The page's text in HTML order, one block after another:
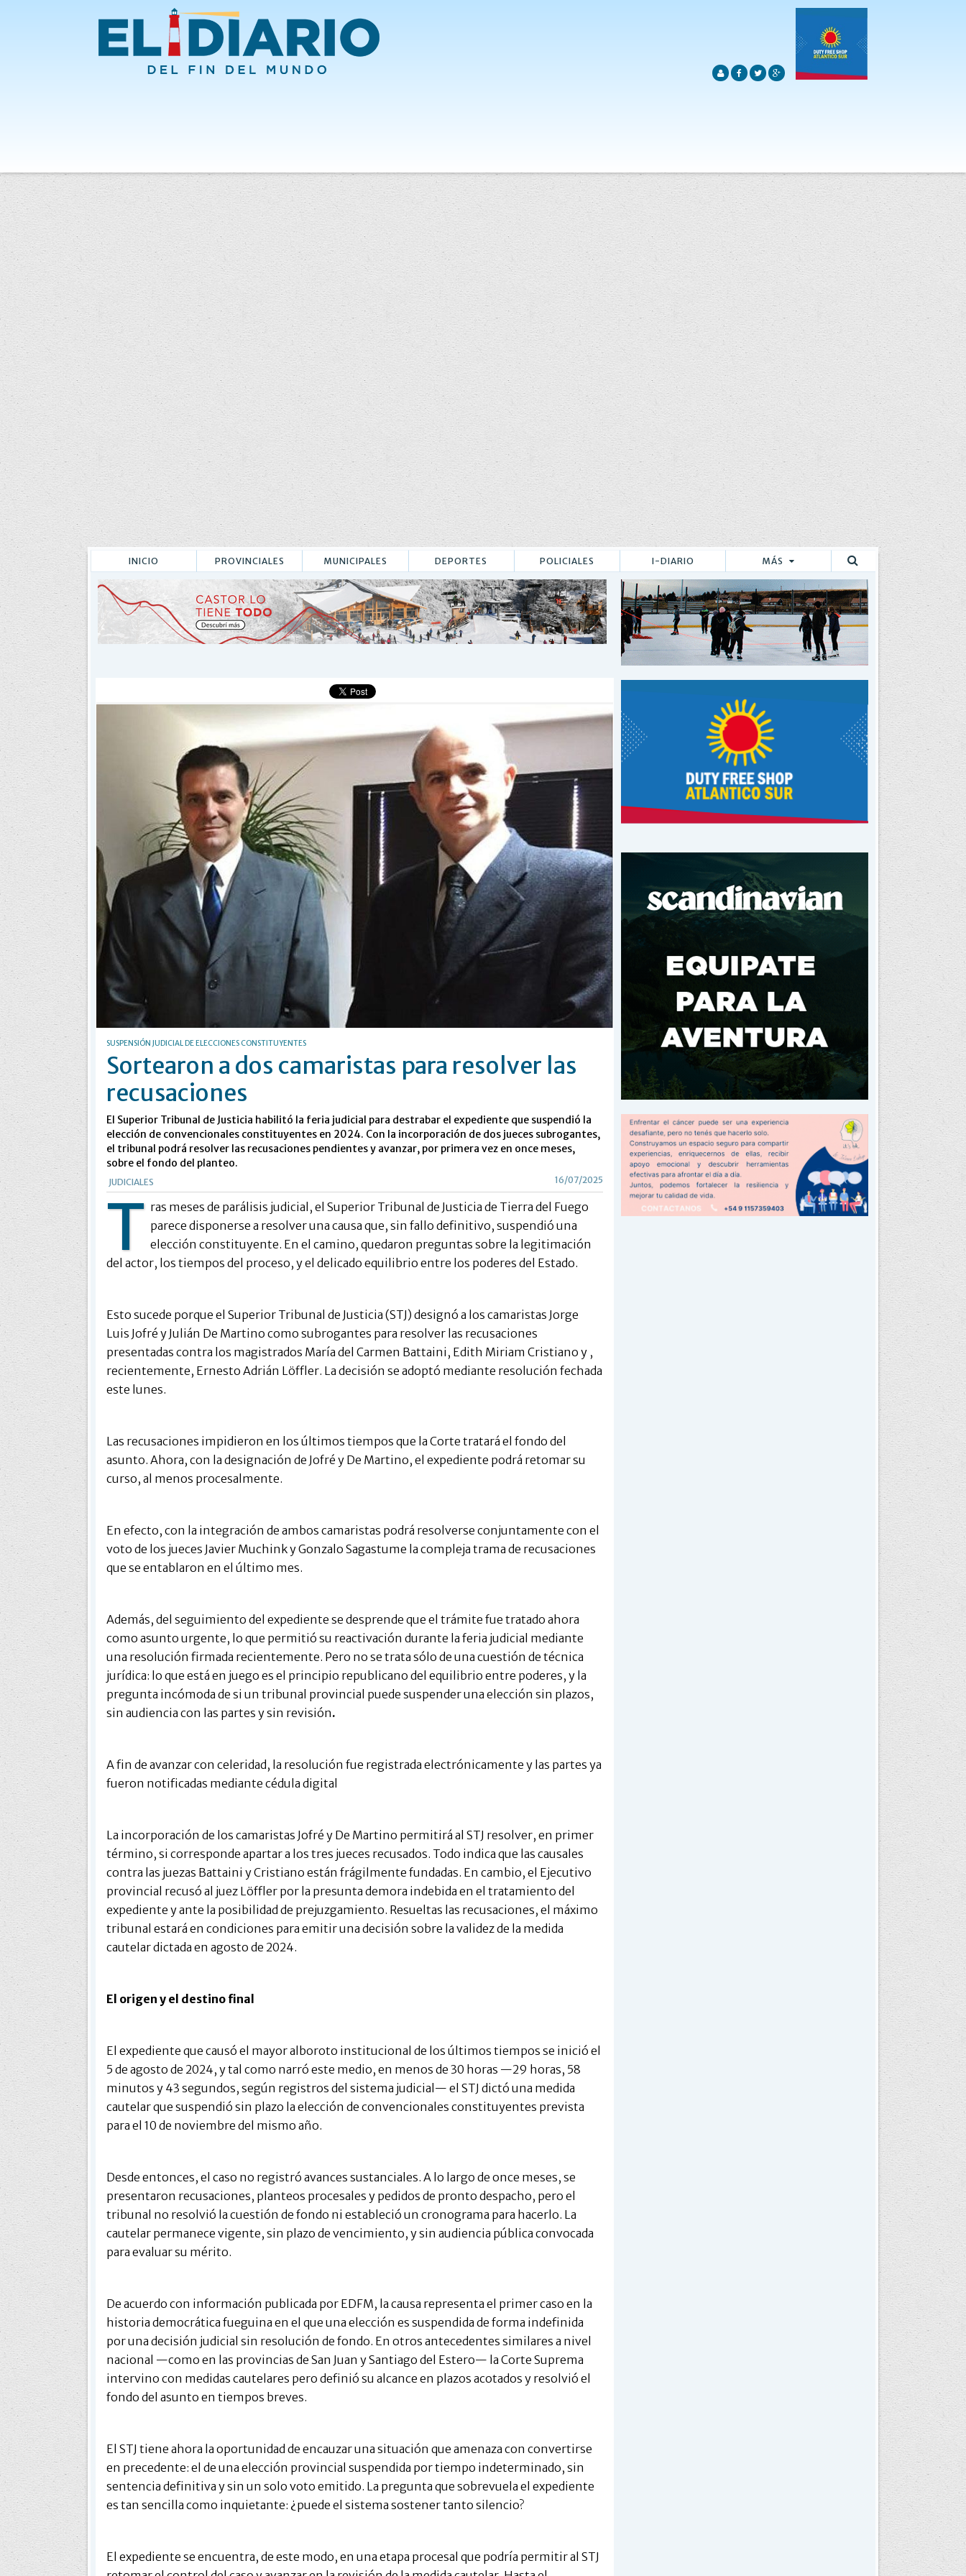
INICIO PROVINCIALES MUNICIPALES DEPORTES POLICIALES I-DIARIO MÁS
Buscar
SUSPENSIÓN JUDICIAL DE ELECCIONES CONSTITUYENTES
Sortearon a dos camaristas para resolver las
recusaciones
El Superior Tribunal de Justicia habilitó la feria judicial para destrabar el expediente que suspendió la
elección de convencionales constituyentes en 2024. Con la incorporación de dos jueces subrogantes,
el tribunal podrá resolver las recusaciones pendientes y avanzar, por primera vez en once meses,
sobre el fondo del planteo.
JUDICIALES 16/07/2025
T ras meses de parálisis judicial, el Superior Tribunal de Justicia de Tierra del Fuego
parece disponerse a resolver una causa que, sin fallo definitivo, suspendió una
elección constituyente. En el camino, quedaron preguntas sobre la legitimación
del actor, los tiempos del proceso, y el delicado equilibrio entre los poderes del Estado.
Esto sucede porque el Superior Tribunal de Justicia (STJ) designó a los camaristas Jorge
Luis Jofré y Julián De Martino como subrogantes para resolver las recusaciones
presentadas contra los magistrados María del Carmen Battaini, Edith Miriam Cristiano y ,
recientemente, Ernesto Adrián Löffler. La decisión se adoptó mediante resolución fechada
este lunes.
Las recusaciones impidieron en los últimos tiempos que la Corte tratará el fondo del
asunto. Ahora, con la designación de Jofré y De Martino, el expediente podrá retomar su
curso, al menos procesalmente.
En efecto, con la integración de ambos camaristas podrá resolverse conjuntamente con el
voto de los jueces Javier Muchink y Gonzalo Sagastume la compleja trama de recusaciones
que se entablaron en el último mes.
Además, del seguimiento del expediente se desprende que el trámite fue tratado ahora
como asunto urgente, lo que permitió su reactivación durante la feria judicial mediante
una resolución firmada recientemente. Pero no se trata sólo de una cuestión de técnica
jurídica: lo que está en juego es el principio republicano del equilibrio entre poderes, y la
pregunta incómoda de si un tribunal provincial puede suspender una elección sin plazos,
sin audiencia con las partes y sin revisión.
A fin de avanzar con celeridad, la resolución fue registrada electrónicamente y las partes ya
fueron notificadas mediante cédula digital
La incorporación de los camaristas Jofré y De Martino permitirá al STJ resolver, en primer
término, si corresponde apartar a los tres jueces recusados. Todo indica que las causales
contra las juezas Battaini y Cristiano están frágilmente fundadas. En cambio, el Ejecutivo
provincial recusó al juez Löffler por la presunta demora indebida en el tratamiento del
expediente y ante la posibilidad de prejuzgamiento. Resueltas las recusaciones, el máximo
tribunal estará en condiciones para emitir una decisión sobre la validez de la medida
cautelar dictada en agosto de 2024.
El origen y el destino final
El expediente que causó el mayor alboroto institucional de los últimos tiempos se inició el
5 de agosto de 2024, y tal como narró este medio, en menos de 30 horas —29 horas, 58
minutos y 43 segundos, según registros del sistema judicial— el STJ dictó una medida
cautelar que suspendió sin plazo la elección de convencionales constituyentes prevista
para el 10 de noviembre del mismo año.
Desde entonces, el caso no registró avances sustanciales. A lo largo de once meses, se
presentaron recusaciones, planteos procesales y pedidos de pronto despacho, pero el
tribunal no resolvió la cuestión de fondo ni estableció un cronograma para hacerlo. La
cautelar permanece vigente, sin plazo de vencimiento, y sin audiencia pública convocada
para evaluar su mérito.
De acuerdo con información publicada por EDFM, la causa representa el primer caso en la
historia democrática fueguina en el que una elección es suspendida de forma indefinida
por una decisión judicial sin resolución de fondo. En otros antecedentes similares a nivel
nacional —como en las provincias de San Juan y Santiago del Estero— la Corte Suprema
intervino con medidas cautelares pero definió su alcance en plazos acotados y resolvió el
fondo del asunto en tiempos breves.
El STJ tiene ahora la oportunidad de encauzar una situación que amenaza con convertirse
en precedente: el de una elección provincial suspendida por tiempo indeterminado, sin
sentencia definitiva y sin un solo voto emitido. La pregunta que sobrevuela el expediente
es tan sencilla como inquietante: ¿puede el sistema sostener tanto silencio?
El expediente se encuentra, de este modo, en una etapa procesal que podría permitir al STJ